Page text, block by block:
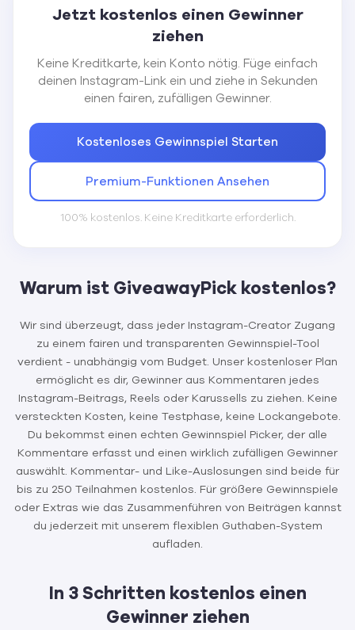
Jetzt kostenlos einen Gewinner
ziehen
Keine Kreditkarte, kein Konto nötig. Füge einfach
deinen Instagram-Link ein und ziehe in Sekunden
einen fairen, zufälligen Gewinner.
Kostenloses Gewinnspiel Starten
Premium-Funktionen Ansehen
100% kostenlos. Keine Kreditkarte erforderlich.
Warum ist GiveawayPick kostenlos?
Wir sind überzeugt, dass jeder Instagram-Creator Zugang
zu einem fairen und transparenten Gewinnspiel-Tool
verdient - unabhängig vom Budget. Unser kostenloser Plan
ermöglicht es dir, Gewinner aus Kommentaren jedes
Instagram-Beitrags, Reels oder Karussells zu ziehen. Keine
versteckten Kosten, keine Testphase, keine Lockangebote.
Du bekommst einen echten Gewinnspiel Picker, der alle
Kommentare erfasst und einen wirklich zufälligen Gewinner
auswählt. Kommentar- und Like-Auslosungen sind beide für
bis zu 250 Teilnahmen kostenlos. Für größere Gewinnspiele
oder Extras wie das Zusammenführen von Beiträgen kannst
du jederzeit mit unserem flexiblen Guthaben-System
aufladen.
In 3 Schritten kostenlos einen
Gewinner ziehen